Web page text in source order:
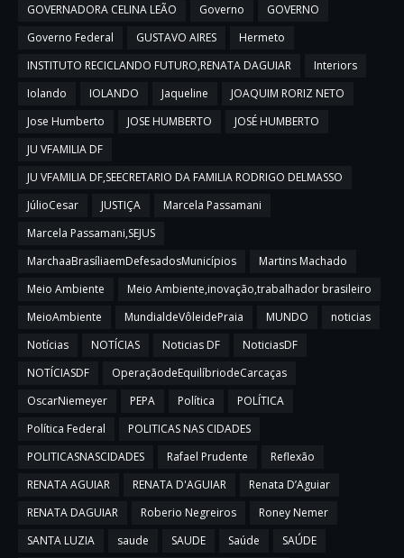
GOVERNADORA CELINA LEÃO
Governo
GOVERNO
Governo Federal
GUSTAVO AIRES
Hermeto
INSTITUTO RECICLANDO FUTURO,RENATA DAGUIAR
Interiors
Iolando
IOLANDO Jaqueline
JOAQUIM RORIZ NETO
Jose Humberto
JOSE HUMBERTO
JOSÉ HUMBERTO
JU VFAMILIA DF
JU VFAMILIA DF,SEECRETARIO DA FAMILIA RODRIGO DELMASSO
JúlioCesar
JUSTIÇA
Marcela Passamani
Marcela Passamani,SEJUS
MarchaaBrasíliaemDefesadosMunicípios
Martins Machado
Meio Ambiente
Meio Ambiente,inovação,trabalhador brasileiro
MeioAmbiente
MundialdeVôleidePraia MUNDO
noticias
Notícias
NOTÍCIAS Noticias DF
NoticiasDF
NOTÍCIASDF
OperaçãodeEquilíbriodeCarcaças
OscarNiemeyer
PEPA Política
POLÍTICA
Política Federal
POLITICAS NAS CIDADES
POLITICASNASCIDADES
Rafael Prudente
Reflexão
RENATA AGUIAR
RENATA D'AGUIAR
Renata D’Aguiar
RENATA DAGUIAR
Roberio Negreiros
Roney Nemer
SANTA LUZIA
saude SAUDE Saúde
SAÚDE